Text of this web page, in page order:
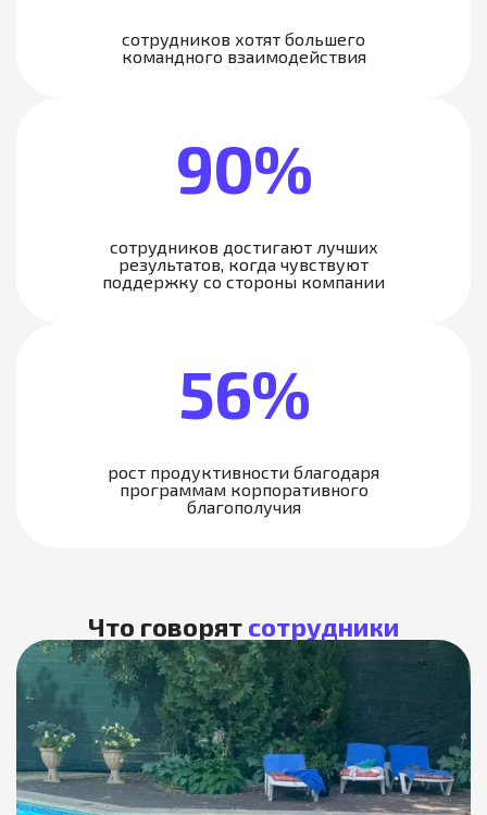
сотрудников хотят большего
командного взаимодействия
90%
сотрудников достигают лучших
результатов, когда чувствуют
поддержку со стороны компании
56%
рост продуктивности благодаря
программам корпоративного
благополучия
Что говорят сотрудники